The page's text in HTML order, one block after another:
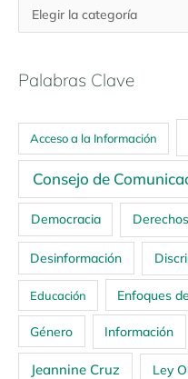
Palabras Clave
Acceso a la Información
Consejo de
Democracia Derechos
Desinformación
Educación Enfoques
Género Información
Jeannine Cruz Ley